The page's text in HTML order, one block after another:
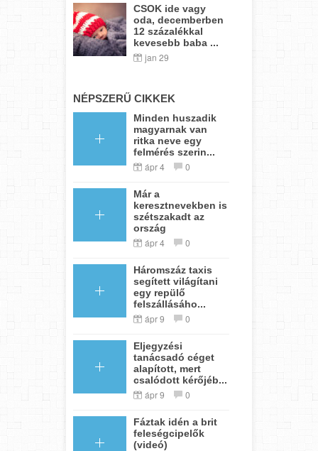
CSOK ide vagy
oda, decemberben
12 százalékkal
kevesebb baba ...
jan 29
NÉPSZERŰ CIKKEK
Minden huszadik
magyarnak van
ritka neve egy
felmérés szerin...
ápr 4 0
Már a
keresztnevekben is
szétszakadt az
ország
ápr 4 0
Háromszáz taxis
segített világítani
egy repülő
felszállásáho...
ápr 9 0
Eljegyzési
tanácsadó céget
alapított, mert
csalódott kérőjéb...
ápr 9 0
Fáztak idén a brit
feleségcipelők
(videó)